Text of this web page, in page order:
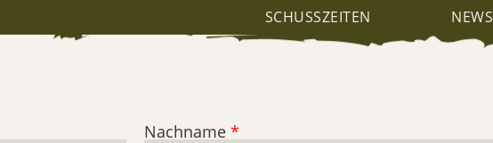
SCHUSSZEITEN NEWS
Nachname *